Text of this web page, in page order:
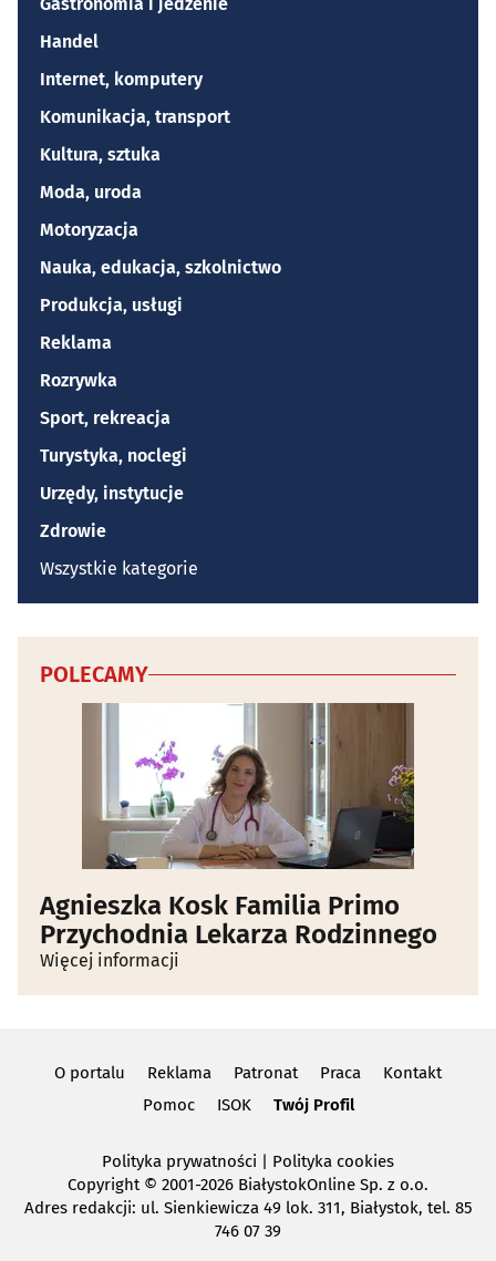
Handel
Internet, komputery
Komunikacja, transport
Kultura, sztuka
Moda, uroda
Motoryzacja
Nauka, edukacja, szkolnictwo
Produkcja, usługi
Reklama
Rozrywka
Sport, rekreacja
Turystyka, noclegi
Urzędy, instytucje
Zdrowie
Wszystkie kategorie
POLECAMY
Agnieszka Kosk Familia Primo
Przychodnia Lekarza Rodzinnego
Więcej informacji
O portalu Reklama Patronat Praca
Kontakt
Pomoc
ISOK Twój Profil
Polityka prywatności | Polityka cookies
Copyright© 2001-2026 BiałystokOnline Sp. z o.o.
Adres redakcji: ul. Sienkiewicza 49 lok. 311, Białystok, tel. 85
746 07 39